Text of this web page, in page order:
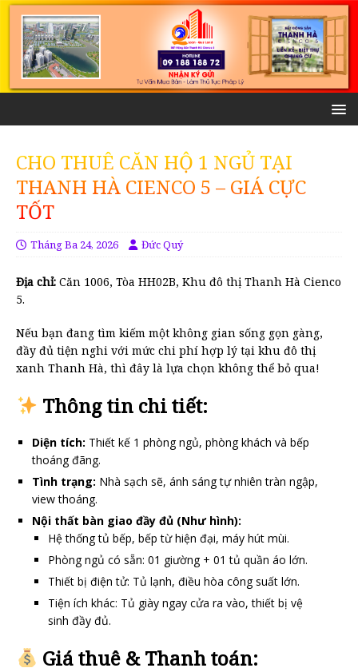
CHO THUÊ CĂN HỘ 1 NGỦ TẠI
THANH HÀ CIENCO 5 – GIÁ CỰC
TỐT
Tháng Ba 24, 2026 Đức Quý
Địa chỉ: Căn 1006, Tòa HH02B, Khu đô thị Thanh Hà Cienco
5.
Nếu bạn đang tìm kiếm một không gian sống gọn gàng,
đầy đủ tiện nghi với mức chi phí hợp lý tại khu đô thị
xanh Thanh Hà, thì đây là lựa chọn không thể bỏ qua!
Thông tin chi tiết:
Diện tích: Thiết kế 1 phòng ngủ, phòng khách và bếp
thoáng đãng.
Tình trạng: Nhà sạch sẽ, ánh sáng tự nhiên tràn ngập,
view thoáng.
Nội thất bàn giao đầy đủ (Như hình):
Hệ thống tủ bếp, bếp từ hiện đại, máy hút mùi.
Phòng ngủ có sẵn: 01 giường + 01 tủ quần áo lớn.
Thiết bị điện tử: Tủ lạnh, điều hòa công suất lớn.
Tiện ích khác: Tủ giày ngay cửa ra vào, thiết bị vệ
sinh đầy đủ.
Giá thuê & Thanh toán: